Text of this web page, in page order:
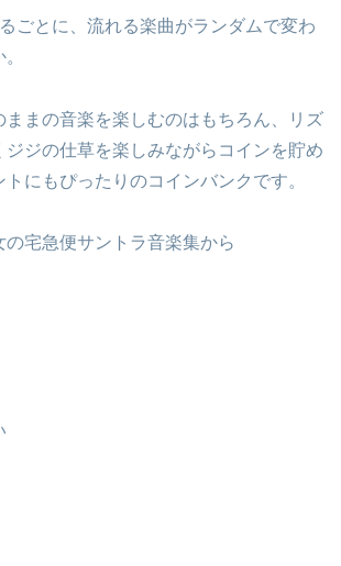
ごとに、流れる楽曲がランダムで変わ
ままの音楽を楽しむのはもちろん、リズ
ジジの仕草を楽しみながらコインを貯め
にもぴったりのコインバンクです。
の宅急便サントラ音楽集から